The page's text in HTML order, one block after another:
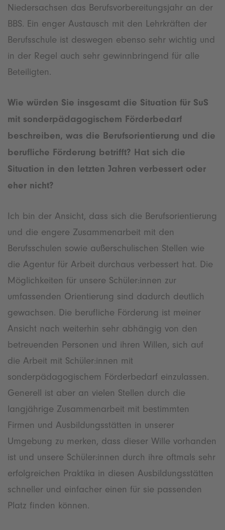
Niedersachsen das Berufsvorbereitungsjahr an der
BBS. Ein enger Austausch mit den Lehrkräften der
Berufsschule ist deswegen ebenso sehr wichtig und
in der Regel auch sehr gewinnbringend für alle
Beteiligten.
Wie würden Sie insgesamt die Situation für SuS
mit sonderpädagogischem Förderbedarf
beschreiben, was die Berufsorientierung und die
berufliche Förderung betrifft? Hat sich die
Situation in den letzten Jahren verbessert oder
eher nicht?
Ich bin der Ansicht, dass sich die Berufsorientierung
und die engere Zusammenarbeit mit den
Berufsschulen sowie außerschulischen Stellen wie
die Agentur für Arbeit durchaus verbessert hat. Die
Möglichkeiten für unsere Schüler:innen zur
umfassenden Orientierung sind dadurch deutlich
gewachsen. Die berufliche Förderung ist meiner
Ansicht nach weiterhin sehr abhängig von den
betreuenden Personen und ihren Willen, sich auf
die Arbeit mit Schüler:innen mit
sonderpädagogischem Förderbedarf einzulassen.
Generell ist aber an vielen Stellen durch die
langjährige Zusammenarbeit mit bestimmten
Firmen und Ausbildungsstätten in unserer
Umgebung zu merken, dass dieser Wille vorhanden
ist und unsere Schüler:innen durch ihre oftmals sehr
erfolgreichen Praktika in diesen Ausbildungsstätten
schneller und einfacher einen für sie passenden
Platz finden können.